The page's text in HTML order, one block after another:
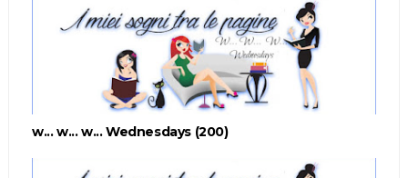
w... w... w... Wednesdays (200)